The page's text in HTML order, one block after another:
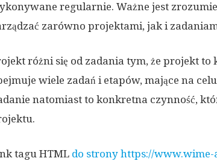
regularnie. Ważne jest
zarówno projektami, jak i
różni się od zadania tym, że projekt
wiele zadań i etapów, mające na
natomiast to konkretna czynność,
tagu HTML do strony https://